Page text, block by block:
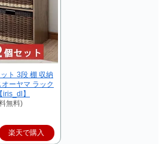
ト 3段 棚 収納
ーヤマ ラック
】
無料)
楽天で購入